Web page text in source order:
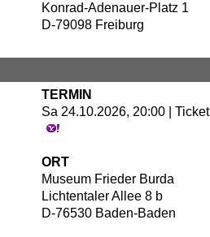
Konrad-Adenauer-Platz 1
D-79098 Freiburg
TERMIN
Sa 24.10.2026, 20:00 | Ticket
ORT
Museum Frieder Burda
Lichtentaler Allee 8 b
D-76530 Baden-Baden